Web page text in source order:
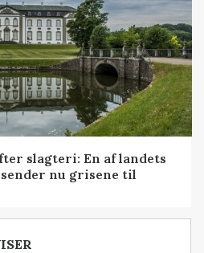
slagteri: En af landets
nu grisene til